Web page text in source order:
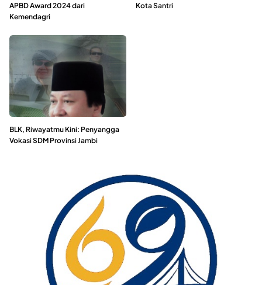
APBD Award 2024 dari
Kemendagri
Kota Santri
BLK, Riwayatmu Kini: Penyangga
Vokasi SDM Provinsi Jambi